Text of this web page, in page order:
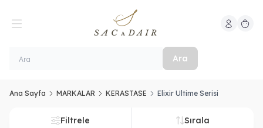
Ara
Hesabım
Ana Sayfa MARKALAR KERASTASE Elixir Ultime Serisi
Filtrele Sırala